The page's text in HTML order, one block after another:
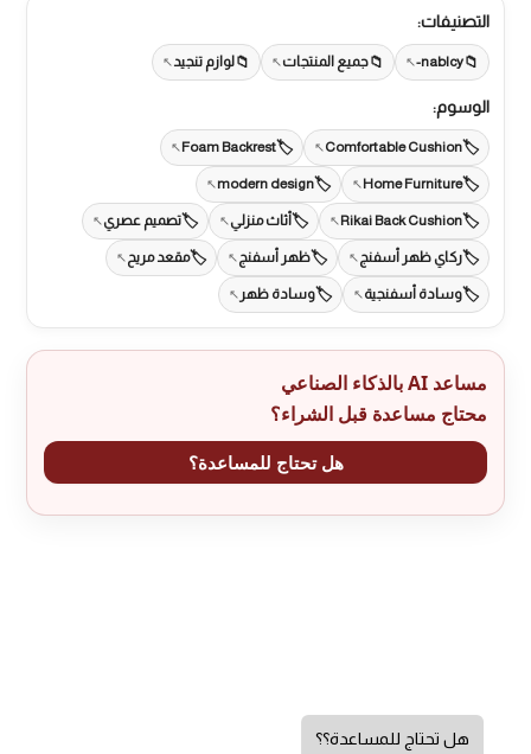
التصنيفات:
nablcy- جميع المنتجات لوازم تنجيد
الوسوم:
Comfortable Cushion
Foam Backrest
Home Furniture
modern design
Rikai Back Cushion أثاث منزلي تصميم عصري
ركاي ظهر أسفنج ظهر أسفنج مقعد مريح
وسادة أسفنجية وسادة ظهر
مساعد AI بالذكاء الصناعي
محتاج مساعدة قبل الشراء؟
هل تحتاج للمساعدة؟
هل تحتاج للمساعدة؟؟